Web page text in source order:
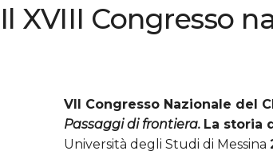
Il XVIII Congresso
VII Congresso Nazionale del
Passaggi di frontiera. La storia
Università degli Studi di Messina